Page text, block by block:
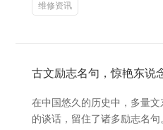
维修资讯
古文励志名句，惊艳东说
在中国悠久的历史中，多量
的谈话，留住了诸多励志名